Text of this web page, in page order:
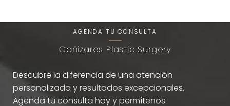
AGENDA TU CONSULTA
Cañizares Plastic Surgery
Descubre la diferencia de una atención
personalizada y resultados excepcionales.
Agenda tu consulta hoy y permítenos